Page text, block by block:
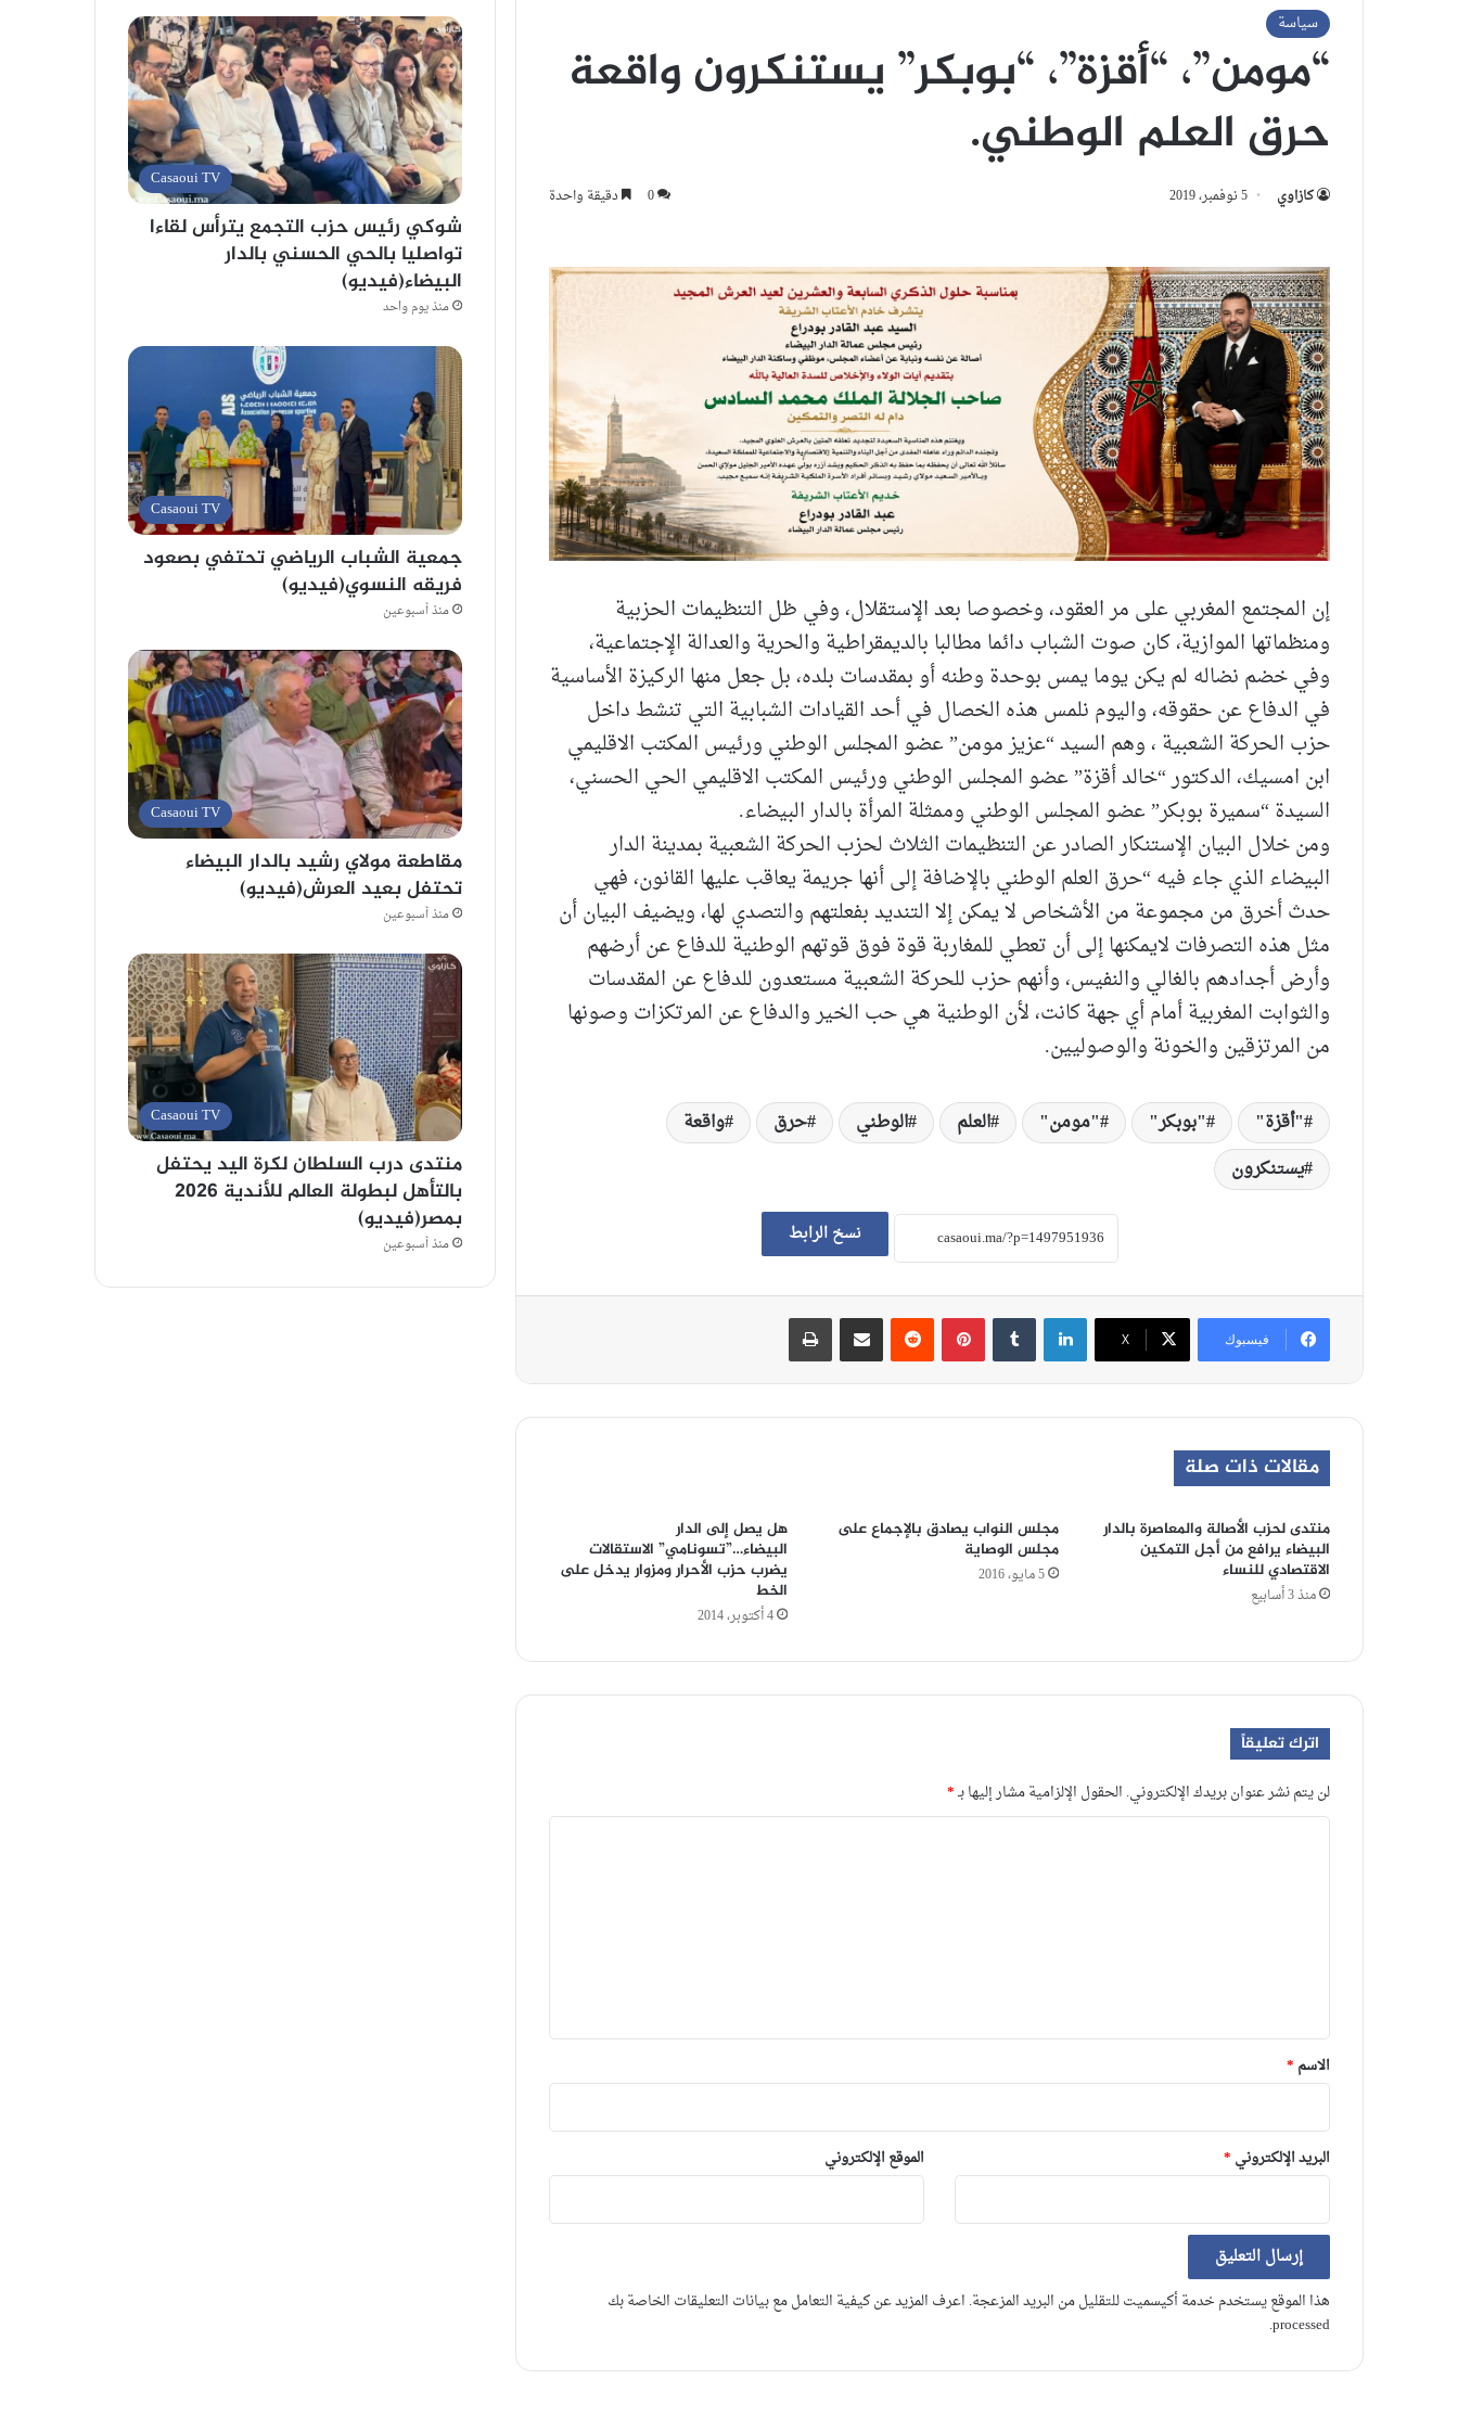
سياسة
“مومن”، “أقزة”، “بوبكر” يستنكرون واقعة
حرق العلم الوطني.
كازاوي 5 نوفمبر، 2019 0 دقيقة واحدة
إن المجتمع المغربي على مر العقود، وخصوصا بعد الإستقلال، وفي ظل التنظيمات الحزبية
ومنظماتها الموازية، كان صوت الشباب دائما مطالبا بالديمقراطية والحرية والعدالة الإجتماعية،
وفي خضم نضاله لم يكن يوما يمس بوحدة وطنه أو بمقدسات بلده، بل جعل منها الركيزة الأساسية
في الدفاع عن حقوقه، واليوم نلمس هذه الخصال في أحد القيادات الشبابية التي تنشط داخل
حزب الحركة الشعبية ، وهم السيد “عزيز مومن” عضو المجلس الوطني ورئيس المكتب الاقليمي
ابن امسيك، الدكتور “خالد أقزة” عضو المجلس الوطني ورئيس المكتب الاقليمي الحي الحسني،
السيدة “سميرة بوبكر” عضو المجلس الوطني وممثلة المرأة بالدار البيضاء.
ومن خلال البيان الإستنكار الصادر عن التنظيمات الثلاث لحزب الحركة الشعبية بمدينة الدار
البيضاء الذي جاء فيه “حرق العلم الوطني بالإضافة إلى أنها جريمة يعاقب عليها القانون، فهي
حدث أخرق من مجموعة من الأشخاص لا يمكن إلا التنديد بفعلتهم والتصدي لها، ويضيف البيان أن
مثل هذه التصرفات لايمكنها إلى أن تعطي للمغاربة قوة فوق قوتهم الوطنية للدفاع عن أرضهم
وأرض أجدادهم بالغالي والنفيس، وأنهم حزب للحركة الشعبية مستعدون للدفاع عن المقدسات
والثوابت المغربية أمام أي جهة كانت، لأن الوطنية هي حب الخير والدفاع عن المرتكزات وصونها
من المرتزقين والخونة والوصوليين.
"أقزة" "بوبكر" "مومن" العلم الوطني حرق
واقعة
يستنكرون
نسخ الرابط
فيسبوك ‫X
لينكدإن بينتيريست
مقالات ذات صلة
منتدى لحزب الأصالة والمعاصرة بالدار
البيضاء يرافع من أجل التمكين
الاقتصادي للنساء
منذ 3 أسابيع
مجلس النواب يصادق بالإجماع على
مجلس الوصاية
5 مايو، 2016
هل يصل إلى الدار
البيضاء…”تسونامي” الاستقالات
يضرب حزب الأحرار ومزوار يدخل على
الخط
4 أكتوبر، 2014
اترك تعليقاً
لن يتم نشر عنوان بريدك الإلكتروني. الحقول الإلزامية مشار إليها بـ*
*
الاسم *
البريد الإلكتروني * الموقع الإلكتروني
هذا الموقع يستخدم خدمة أكيسميت للتقليل من البريد المزعجة. اعرف المزيد عن كيفية التعامل مع بيانات التعليقات الخاصة بك
processed
.
Casaoui TV
شوكي رئيس حزب التجمع يترأس لقاءا
تواصليا بالحي الحسني بالدار
البيضاء(فيديو)
منذ يوم واحد
Casaoui TV
جمعية الشباب الرياضي تحتفي بصعود
فريقه النسوي(فيديو)
منذ أسبوعين
Casaoui TV
مقاطعة مولاي رشيد بالدار البيضاء
تحتفل بعيد العرش(فيديو)
منذ أسبوعين
Casaoui TV
منتدى درب السلطان لكرة اليد يحتفل
بالتأهل لبطولة العالم للأندية 2026
بمصر(فيديو)
منذ أسبوعين